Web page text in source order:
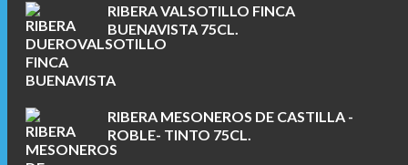
RIBERA VALSOTILLO FINCA
BUENAVISTA 75CL.
RIBERA MESONEROS DE CASTILLA -
ROBLE- TINTO 75CL.